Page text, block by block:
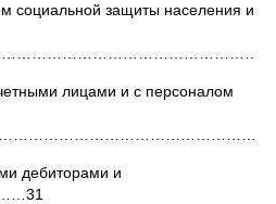
социальной защиты населения и
лицами и с персоналом
дебиторами и